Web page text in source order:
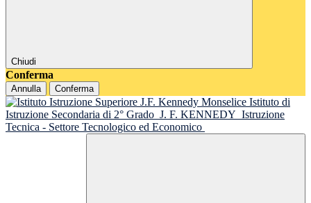
Chiudi
Conferma
Annulla Conferma
Istituto di
Istruzione Secondaria di 2° Grado J. F. KENNEDY Istruzione
Tecnica - Settore Tecnologico ed Economico